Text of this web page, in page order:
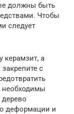
должны быть
Чтобы
следует
керамзит, а
с
необходимы
деформации и